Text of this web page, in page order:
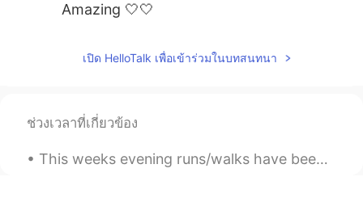
Amazing 🤍🤍
เปิด HelloTalk เพื่อเข้าร่วมในบทสนทนา
ช่วงเวลาที่เกี่ยวข้อง
This weeks evening runs/walks have been filled with beautiful skies! My goal is to ride an open a...